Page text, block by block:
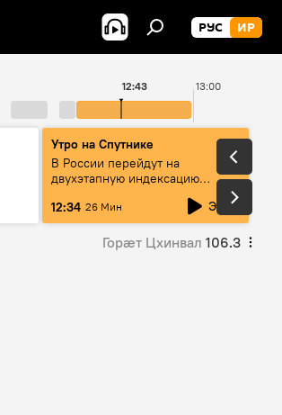
РУС ИР
13:00
12:43
Утро на Спутнике
В России перейдут на
двухэтапную индексацию
12:34 26 Мин Эфир
Горӕт Цхинвал 106.3